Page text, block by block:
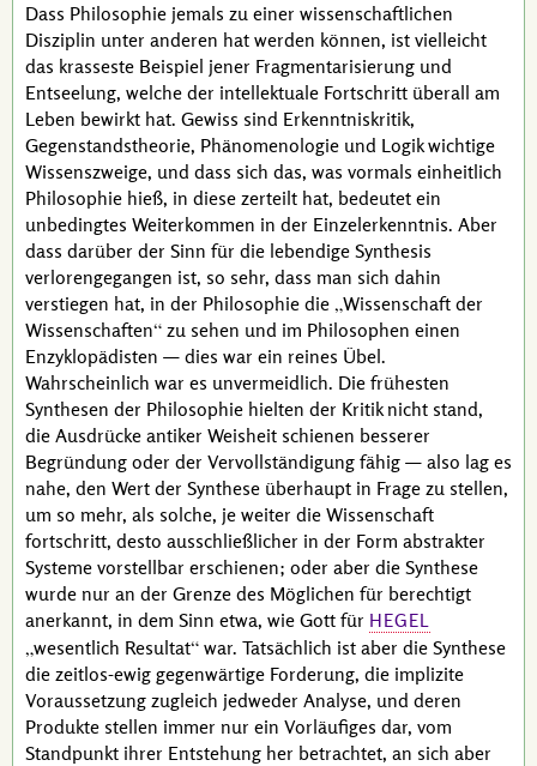
Dass Philosophie jemals zu einer wissenschaftlichen
Disziplin unter anderen hat werden können, ist vielleicht
das krasseste Beispiel jener Fragmentarisierung und
Entseelung, welche der intellektuale Fortschritt überall am
Leben bewirkt hat. Gewiss sind Erkenntniskritik,
Gegenstandstheorie, Phänomenologie und Logik wichtige
Wissenszweige, und dass sich das, was vormals einheitlich
Philosophie hieß, in diese zerteilt hat, bedeutet ein
unbedingtes Weiterkommen in der Einzelerkenntnis. Aber
dass darüber der Sinn für die lebendige Synthesis
verlorengegangen ist, so sehr, dass man sich dahin
verstiegen hat, in der Philosophie die Wissenschaft der
Wissenschaften zu sehen und im Philosophen einen
Enzyklopädisten — dies war ein reines Übel.
Wahrscheinlich war es unvermeidlich. Die frühesten
Synthesen der Philosophie hielten der Kritik nicht stand,
die Ausdrücke antiker Weisheit schienen besserer
Begründung oder der Vervollständigung fähig — also lag es
nahe, den Wert der Synthese überhaupt in Frage zu stellen,
um so mehr, als solche, je weiter die Wissenschaft
fortschritt, desto ausschließlicher in der Form abstrakter
Systeme vorstellbar erschienen; oder aber die Synthese
wurde nur an der Grenze des Möglichen für berechtigt
anerkannt, in dem Sinn etwa, wie Gott für HEGEL
wesentlich Resultat war. Tatsächlich ist aber die Synthese
die zeitlos-ewig gegenwärtige Forderung, die implizite
Voraussetzung zugleich jedweder Analyse, und deren
Produkte stellen immer nur ein Vorläufiges dar, vom
Standpunkt ihrer Entstehung her betrachtet, an sich aber